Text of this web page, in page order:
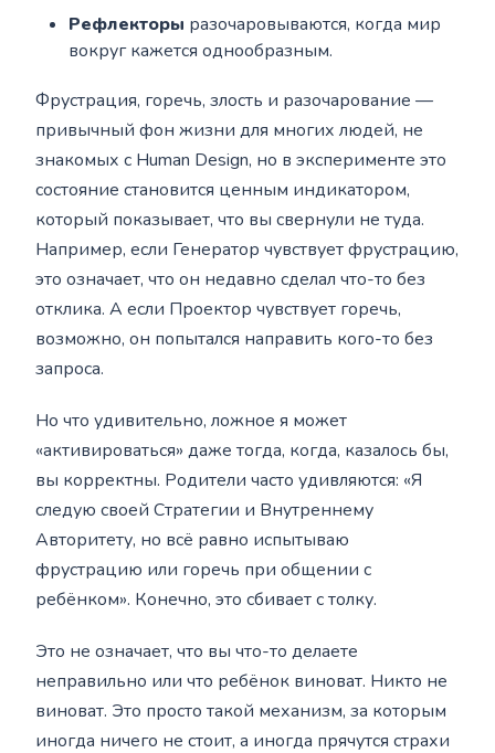
Рефлекторы разочаровываются, когда мир
вокруг кажется однообразным.
Фрустрация, горечь, злость и разочарование —
привычный фон жизни для многих людей, не
знакомых с Human Design, но в эксперименте это
состояние становится ценным индикатором,
который показывает, что вы свернули не туда.
Например, если Генератор чувствует фрустрацию,
это означает, что он недавно сделал что-то без
отклика. А если Проектор чувствует горечь,
возможно, он попытался направить кого-то без
запроса.
Но что удивительно, ложное я может
«активироваться» даже тогда, когда, казалось бы,
вы корректны. Родители часто удивляются: «Я
следую своей Стратегии и Внутреннему
Авторитету, но всё равно испытываю
фрустрацию или горечь при общении с
ребёнком». Конечно, это сбивает с толку.
Это не означает, что вы что-то делаете
неправильно или что ребёнок виноват. Никто не
виноват. Это просто такой механизм, за которым
иногда ничего не стоит, а иногда прячутся страхи